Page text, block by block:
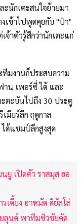
นักเตะสนใจย้ายมา
เข้าไปพูดคุยกับ "ป๋า"
จ้าตัวรู้สึกว่านักเตะแก่
มงานก็ประสบความ
าน เพอร์ซี่ ได้ และ
ตะบันไปถึง 30 ประตู
มียร์ลีก ฤดูกาล
ด้แชมป์ลีกสูงสุด
ยู เปิดตัว ราสมุส ฮอ
เดี้ยง อาหมัด ดิยัลโล่
ลุนด์ พาทีมซิวชัยคัด